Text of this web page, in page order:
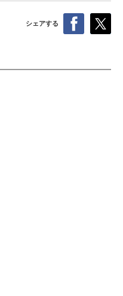
シェアする